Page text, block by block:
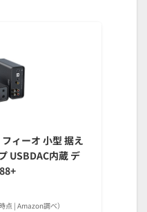
ィーオ 小型 据え
USBDAC内蔵 デ
点 | Amazon調べ）